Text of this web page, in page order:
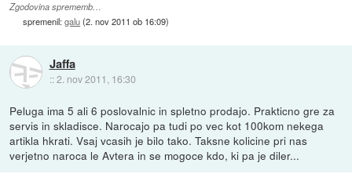
Zgodovina sprememb…
spremenil:galu(2. nov 2011 ob 16:09)
Jaffa
::2. nov 2011, 16:30
Peluga ima 5 ali 6 poslovalnic in spletno prodajo. Prakticno gre za
servis in skladisce. Narocajo pa tudi po vec kot 100kom nekega
artikla hkrati. Vsaj vcasih je bilo tako. Taksne kolicine pri nas
verjetno naroca le Avtera in se mogoce kdo, ki pa je diler...